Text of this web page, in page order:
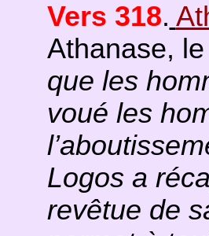
Vers 318.
Athanase,
que les
voué les
Logos a
revêtue de